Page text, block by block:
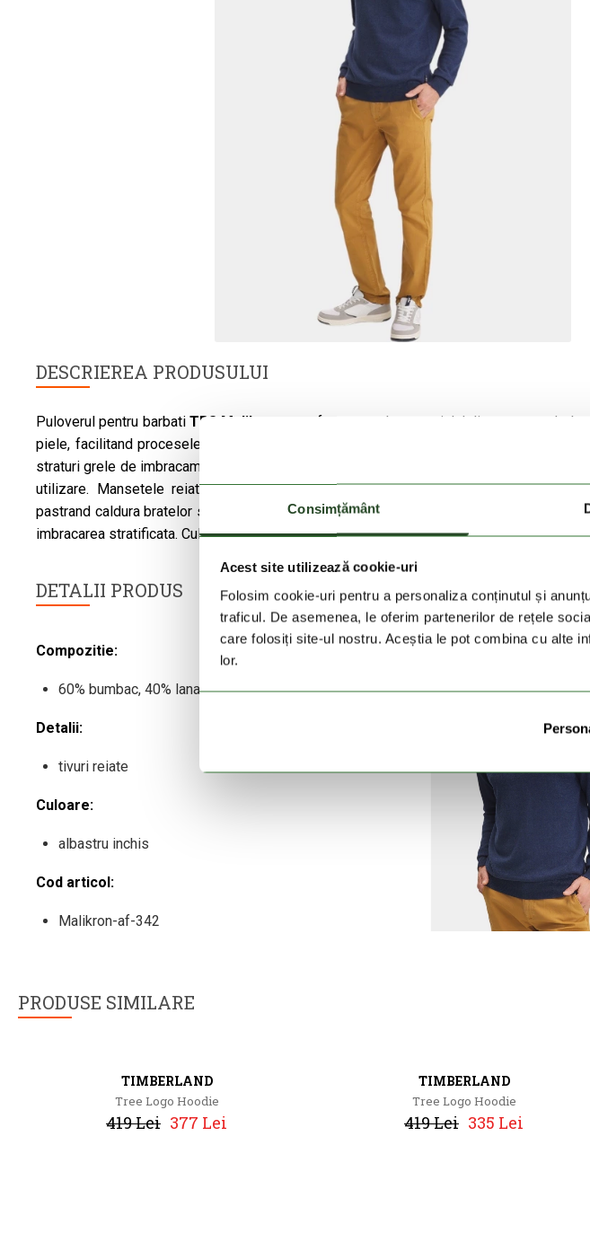
Consimțământ
Acest site utilizează cookie-uri
Folosim cookie-uri pentru a personaliza conținutul și
traficul. De asemenea, le oferim partenerilor de rețele
care folosiți site-ul nostru. Aceștia le pot combina cu alte
lor.
DESCRIEREA PRODUSULUI
Puloverul pentru barbati TBS Malikron
este foarte moale, materialul din amestec de
piele, facilitand procesele naturale de termoreglare ale corpului, pastrandu-i totodata
straturi grele de imbracaminte. Este un material bine aerisit, care isi pastreaza aceasta
utilizare. Mansetele reiate se muleaza precis pe incheietura mainilor, fara sa
pastrand caldura bratelor si prevenind suflecarea manecilor. Croiala clasica iti ofera
imbracarea stratificata. Culoarea bleumarin si detaliile stilate se asorteaza usor cu
DETALII PRODUS
Compozitie:
60% bumbac, 40% lana
Detalii:
tivuri reiate
Culoare:
albastru inchis
Cod articol:
Malikron-af-342
PRODUSE SIMILARE
TIMBERLAND
Tree Logo Hoodie
419 Lei 377 Lei
TIMBERLAND
Tree Logo Hoodie
419 Lei 335 Lei